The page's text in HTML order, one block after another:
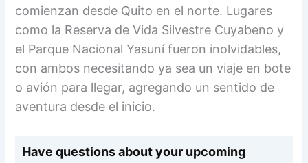
comienzan desde Quito en el norte. Lugares
como la Reserva de Vida Silvestre Cuyabeno y
el Parque Nacional Yasuní fueron inolvidables,
con ambos necesitando ya sea un viaje en bote
o avión para llegar, agregando un sentido de
aventura desde el inicio.
Have questions about your upcoming